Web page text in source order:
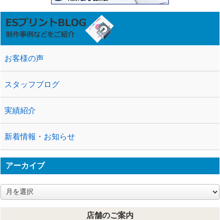
お客様の声
スタッフブログ
実績紹介
新着情報・お知らせ
アーカイブ
ア
ー
カ
店舗のご案内